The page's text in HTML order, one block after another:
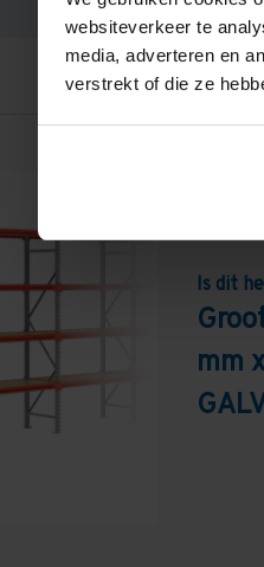
websiteverkeer te
media, adverteren en
verstrekt of die ze
Is dit
mm